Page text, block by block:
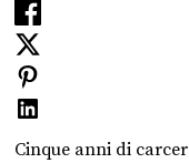
Cinque anni di